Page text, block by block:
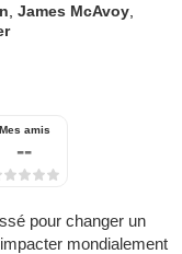
,James McAvoy
Mes amis
--
pour changer un
mondialement